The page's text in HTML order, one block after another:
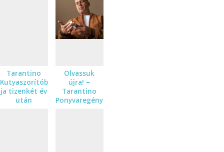
Tarantino
Kutyaszorítóban-
ja tizenkét év
után
Olvassuk
újra! –
Tarantino
Ponyvaregénye